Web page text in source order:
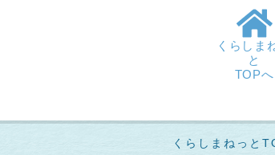
くらしま
と
TOPへ
くらしまねっと